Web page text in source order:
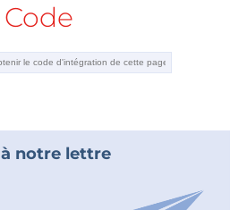
Code
à notre lettre